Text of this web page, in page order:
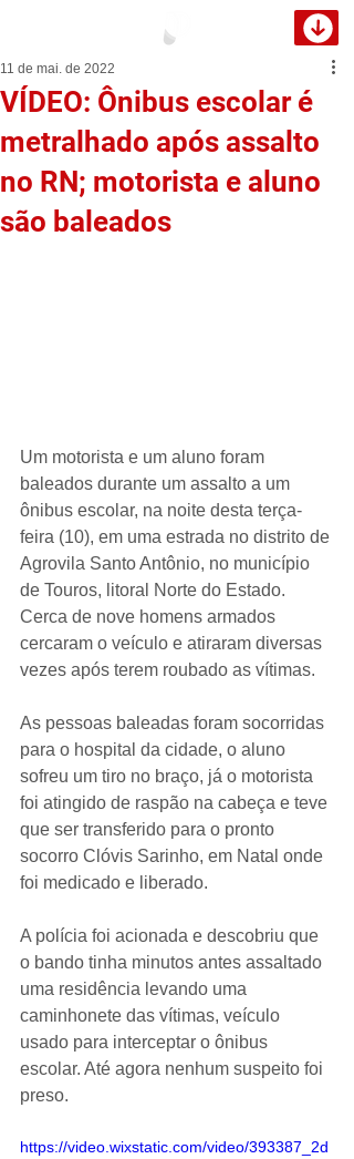
VÍDEO: Ônibus escolar é
metralhado após assalto
no RN; motorista e aluno
são baleados
11 de mai. de 2022
Um motorista e um aluno foram
baleados durante um assalto a um
ônibus escolar, na noite desta terça-
feira (10), em uma estrada no distrito de
Agrovila Santo Antônio, no município
de Touros, litoral Norte do Estado.
Cerca de nove homens armados
cercaram o veículo e atiraram diversas
vezes após terem roubado as vítimas.
As pessoas baleadas foram socorridas
para o hospital da cidade, o aluno
sofreu um tiro no braço, já o motorista
foi atingido de raspão na cabeça e teve
que ser transferido para o pronto
socorro Clóvis Sarinho, em Natal onde
foi medicado e liberado.
A polícia foi acionada e descobriu que
o bando tinha minutos antes assaltado
uma residência levando uma
caminhonete das vítimas, veículo
usado para interceptar o ônibus
escolar. Até agora nenhum suspeito foi
preso.
https://video.wixstatic.com/video/393387_2d